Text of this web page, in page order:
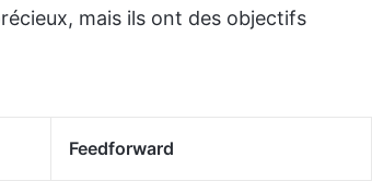
mais ils ont des objectifs
Feedforward